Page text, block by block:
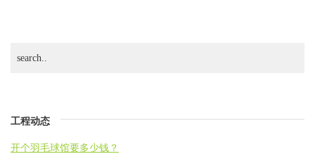
工程动态
开个羽毛球馆要多少钱？